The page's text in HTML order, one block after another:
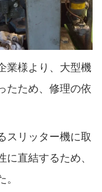
業様より、大型機
たため、修理の依
スリッター機に取
直結するため、